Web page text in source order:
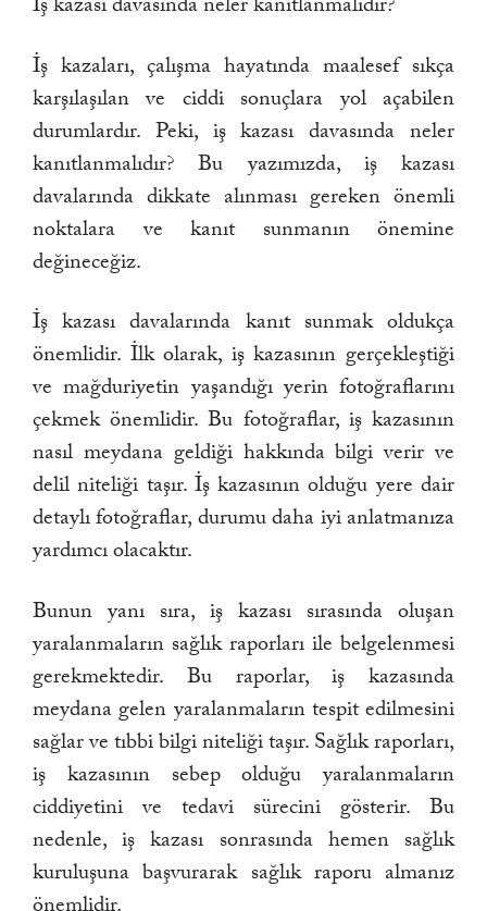
İş kazası davasında neler kanıtlanmalıdır?
İş kazaları, çalışma hayatında maalesef sıkça
karşılaşılan ve ciddi sonuçlara yol açabilen
durumlardır. Peki, iş kazası davasında neler
kanıtlanmalıdır? Bu yazımızda, iş kazası
davalarında dikkate alınması gereken önemli
noktalara ve kanıt sunmanın önemine
değineceğiz.
İş kazası davalarında kanıt sunmak oldukça
önemlidir. İlk olarak, iş kazasının gerçekleştiği
ve mağduriyetin yaşandığı yerin fotoğraflarını
çekmek önemlidir. Bu fotoğraflar, iş kazasının
nasıl meydana geldiği hakkında bilgi verir ve
delil niteliği taşır. İş kazasının olduğu yere dair
detaylı fotoğraflar, durumu daha iyi anlatmanıza
yardımcı olacaktır.
Bunun yanı sıra, iş kazası sırasında oluşan
yaralanmaların sağlık raporları ile belgelenmesi
gerekmektedir. Bu raporlar, iş kazasında
meydana gelen yaralanmaların tespit edilmesini
sağlar ve tıbbi bilgi niteliği taşır. Sağlık raporları,
iş kazasının sebep olduğu yaralanmaların
ciddiyetini ve tedavi sürecini gösterir. Bu
nedenle, iş kazası sonrasında hemen sağlık
kuruluşuna başvurarak sağlık raporu almanız
önemlidir.